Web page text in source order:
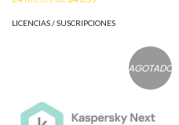
LICENCIAS / SUSCRIPCIONES
AGOTADO